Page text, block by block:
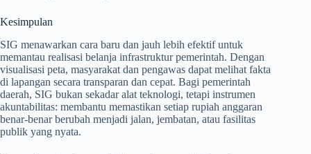
Kesimpulan
SIG menawarkan cara baru dan jauh lebih efektif untuk
memantau realisasi belanja infrastruktur pemerintah. Dengan
visualisasi peta, masyarakat dan pengawas dapat melihat fakta
di lapangan secara transparan dan cepat. Bagi pemerintah
daerah, SIG bukan sekadar alat teknologi, tetapi instrumen
akuntabilitas: membantu memastikan setiap rupiah anggaran
benar-benar berubah menjadi jalan, jembatan, atau fasilitas
publik yang nyata.